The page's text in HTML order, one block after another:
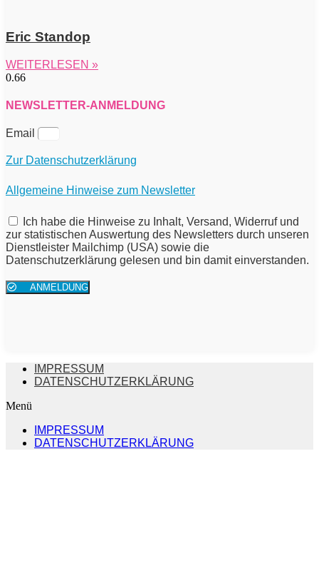
Eric Standop
WEITERLESEN »
NEWSLETTER-ANMELDUNG
Email
Zur Datenschutzerklärung
Allgemeine Hinweise zum Newsletter
Ich habe die Hinweise zu Inhalt, Versand, Widerruf und
zur statistischen Auswertung des Newsletters durch unseren
Dienstleister Mailchimp (USA) sowie die
Datenschutzerklärung gelesen und bin damit einverstanden.
ANMELDUNG
IMPRESSUM
DATENSCHUTZERKLÄRUNG
Menü
IMPRESSUM
DATENSCHUTZERKLÄRUNG